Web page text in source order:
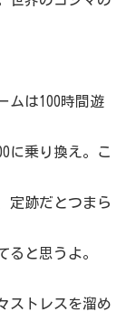
ムは100時間遊
に乗り換え。こ
定跡だとつまら
ると思うよ。
ストレスを溜め